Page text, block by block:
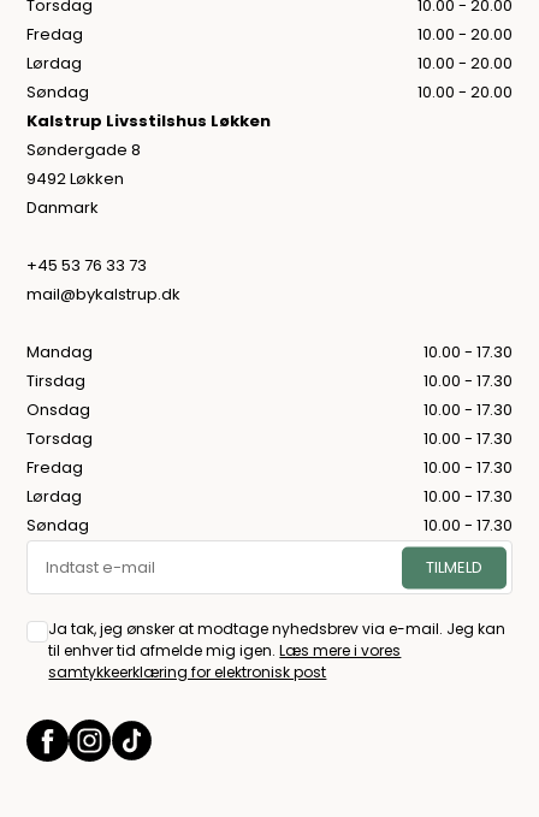
Torsdag
10.00 - 20.00
Fredag
10.00 - 20.00
Lørdag
10.00 - 20.00
Søndag
10.00 - 20.00
Kalstrup Livsstilshus Løkken
Søndergade 8
9492 Løkken
Danmark
+45 53 76 33 73
mail@bykalstrup.dk
Mandag
10.00 - 17.30
Tirsdag
10.00 - 17.30
Onsdag
10.00 - 17.30
Torsdag
10.00 - 17.30
Fredag
10.00 - 17.30
Lørdag
10.00 - 17.30
Søndag
10.00 - 17.30
Ja tak, jeg ønsker at modtage nyhedsbrev via e-mail. Jeg kan
til enhver tid afmelde mig igen.Læs mere i vores
samtykkeerklæring for elektronisk post